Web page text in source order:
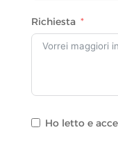
Richiesta
Ho letto e